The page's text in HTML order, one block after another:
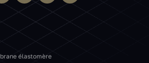
élastomère